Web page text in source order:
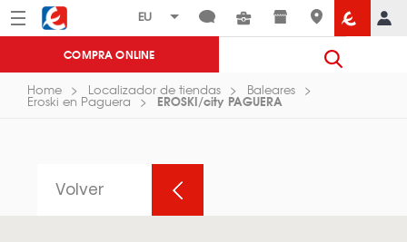
Menú Eroski
COMPRA ONLINE
Home Localizador de tiendas Baleares
Eroski en Paguera EROSKI/city PAGUERA
Volver